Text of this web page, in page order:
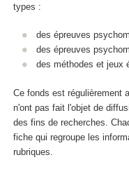
types :
des épreuves
des épreuves
des méthodes et jeux
Ce fonds est régulièrement
n'ont pas fait l'objet de
des fins de recherches.
fiche qui regroupe les
rubriques.